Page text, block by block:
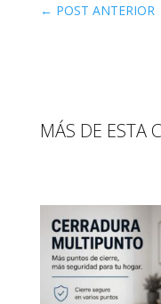
← POST ANTERIOR
MÁS DE ESTA